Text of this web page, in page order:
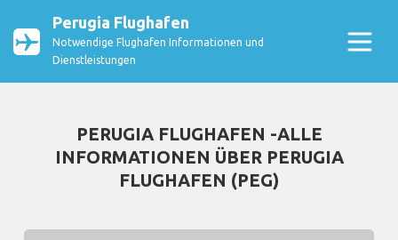
Perugia Flughafen
Notwendige Flughafen Informationen und
Dienstleistungen
PERUGIA FLUGHAFEN -ALLE
INFORMATIONEN ÜBER PERUGIA
FLUGHAFEN (PEG)